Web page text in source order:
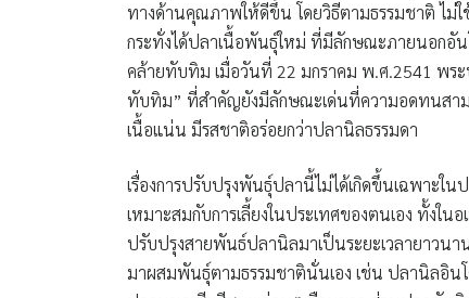
ทางด้านคุณภาพให้ดีขึ้น โดยวิธีตามธรรมชาติ ไม่
กระทั่งได้ปลาเนื้อพันธุ์ใหม่ ที่มีลักษณะภายนอกอั
คล้ายทับทิม เมื่อวันที่ 22 มกราคม พ.ศ.2541 พร
ทับทิม” ที่สำคัญยังมีลักษณะเด่นที่ความอดทนสาม
เนื้อแน่น มีรสชาติอร่อยกว่าปลานิลธรรมดา
เรื่องการปรับปรุงพันธุ์ปลานี้ไม่ได้เกิดขึ้นเฉพาะใ
เหมาะสมกับการเลี้ยงในประเทศของตนเอง ทั้งใน
ปรับปรุงสายพันธ์ปลานิลมาเป็นระยะเวลายาวน
มาผสมพันธุ์ตามธรรมชาตินั่นเอง เช่น ปลานิลอิ